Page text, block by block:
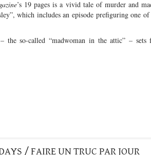
’s 19 pages is a vivid tale of murder and
which includes an episode prefiguring one of
the so-called “madwoman in the attic” –
/ FAIRE UN TRUC PAR JOUR